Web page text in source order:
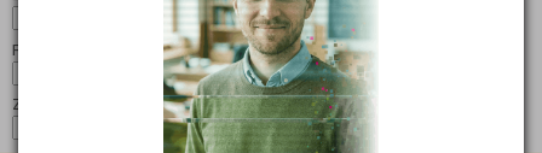
Forma:
Zaměření: